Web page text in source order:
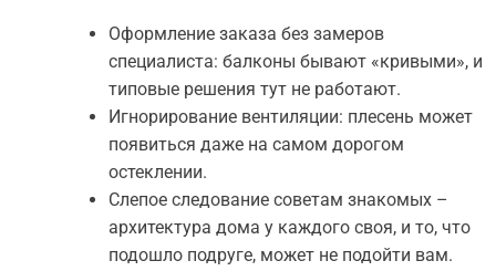
Оформление заказа без замеров
специалиста: балконы бывают «кривыми», и
типовые решения тут не работают.
Игнорирование вентиляции: плесень может
появиться даже на самом дорогом
остеклении.
Слепое следование советам знакомых –
архитектура дома у каждого своя, и то, что
подошло подруге, может не подойти вам.